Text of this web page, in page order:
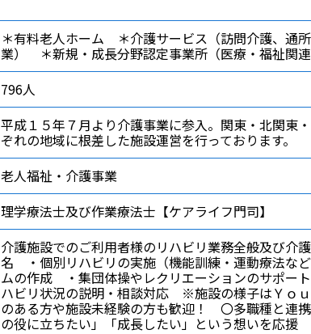
＊有料老人ホーム ＊介護サービス（訪問介護、通
業） ＊新規・成長分野認定事業所（医療・福祉関連
796人
平成１５年７月より介護事業に参入。関東・北関東
ぞれの地域に根差した施設運営を行っておりま
老人福祉・介護事業
理学療法士及び作業療法士【ケアライフ門司】
介護施設でのご利用者様のリハビリ業務全般及び
名 ・個別リハビリの実施（機能訓練・運動療法な
ムの作成 ・集団体操やレクリエーションのサポ
ハビリ状況の説明・相談対応 ※施設の様子はＹｏ
のある方や施設未経験の方も歓迎！ 〇多職種と連
の役に立ちたい」「成長したい」という想いを応援